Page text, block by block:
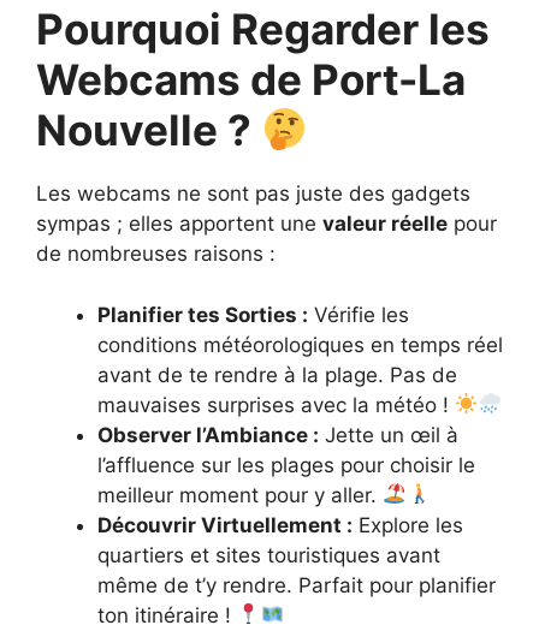
Pourquoi Regarder les
Webcams de Port-La
Nouvelle ?
Les webcams ne sont pas juste des gadgets
sympas ; elles apportent une valeur réelle pour
de nombreuses raisons :
Planifier tes Sorties : Vérifie les
conditions météorologiques en temps réel
avant de te rendre à la plage. Pas de
mauvaises surprises avec la météo !
Observer l’Ambiance : Jette un œil à
l’affluence sur les plages pour choisir le
meilleur moment pour y aller.
Découvrir Virtuellement : Explore les
quartiers et sites touristiques avant
même de t’y rendre. Parfait pour planifier
ton itinéraire !